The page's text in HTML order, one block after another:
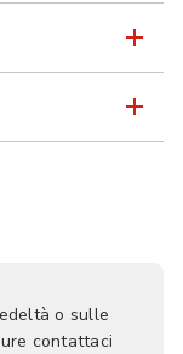
o sulle
contattaci